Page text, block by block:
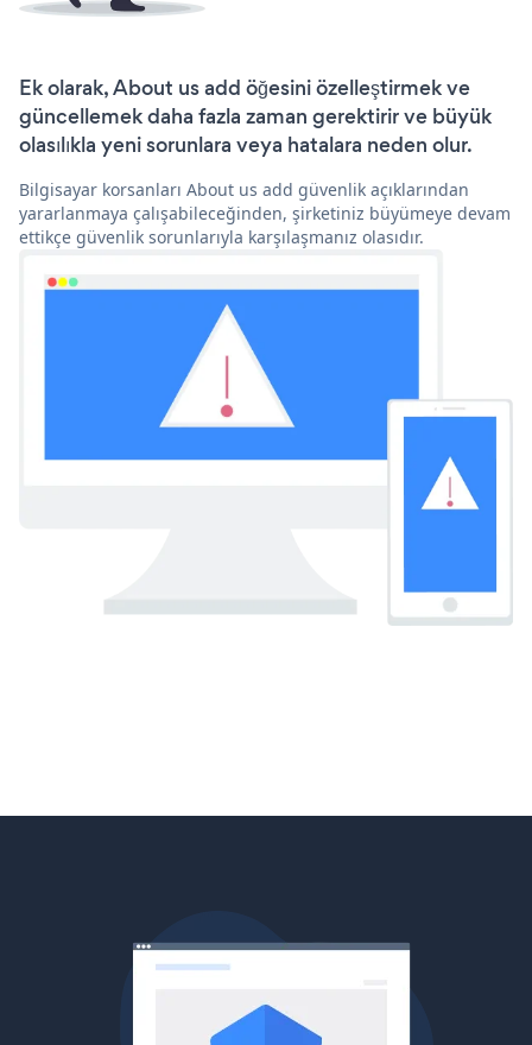
Ek olarak, About us add öğesini özelleştirmek ve
güncellemek daha fazla zaman gerektirir ve büyük
olasılıkla yeni sorunlara veya hatalara neden olur.
Bilgisayar korsanları About us add güvenlik açıklarından
yararlanmaya çalışabileceğinden, şirketiniz büyümeye devam
ettikçe güvenlik sorunlarıyla karşılaşmanız olasıdır.